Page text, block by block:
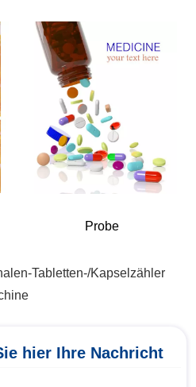
Tabletten-/Kapselzähler
hier Ihre Nachricht